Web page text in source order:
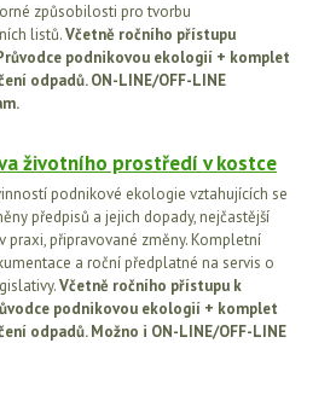
způsobilosti pro tvorbu
listů.Včetně ročního přístupu
podnikovou ekologií + komplet
odpadů. ON-LINE/OFF-LINE
životního prostředí v kostce
podnikové ekologie vztahujících se
předpisů a jejich dopady, nejčastější
praxi, připravované změny. Kompletní
a roční předplatné na servis o
Včetně ročního přístupu k
podnikovou ekologií + komplet
odpadů. Možno i ON-LINE/OFF-LINE